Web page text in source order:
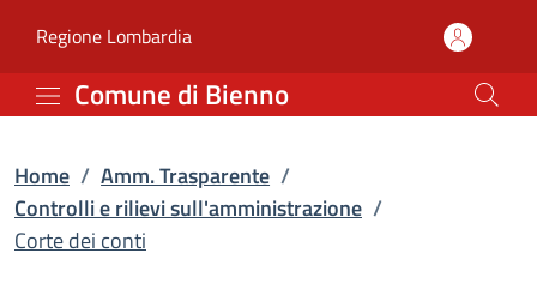
Corte dei conti |
Regione Lombardia(apre in un'altra scheda).
Comune di Bienno
Home / Amm. Trasparente /
Controlli e rilievi sull'amministrazione /
Corte dei conti